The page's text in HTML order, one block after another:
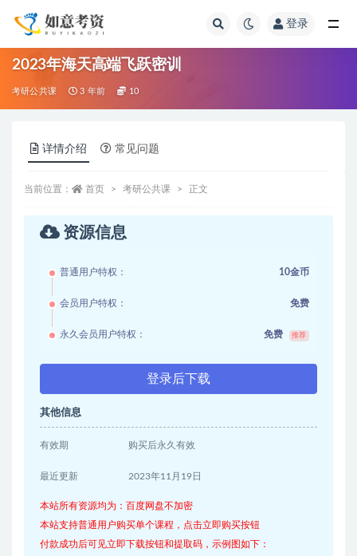
登录
2023年海天高端飞跃密训
考研公共课 3 年前 10
详情介绍 常见问题
当前位置： 首页 考研公共课 正文
资源信息
普通用户特权： 10金币
会员用户特权： 免费
永久会员用户特权： 免费 推荐
登录后下载
其他信息
有效期 购买后永久有效
最近更新 2023年11月19日
本站所有资源均为：百度网盘不加密
本站支持普通用户购买单个课程，点击立即购买按钮
付款成功后可见立即下载按钮和提取码，示例图如下：